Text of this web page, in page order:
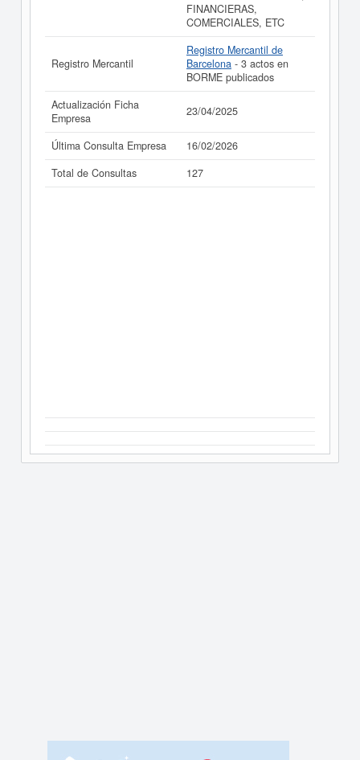
FINANCIERAS,
COMERCIALES, ETC
Registro Mercantil
Registro Mercantil de
Barcelona - 3 actos en
BORME publicados
Actualización Ficha
Empresa
23/04/2025
Última Consulta Empresa
16/02/2026
Total de Consultas
127